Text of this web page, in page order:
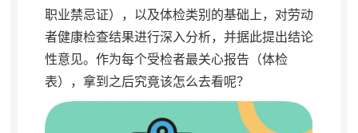
职业禁忌证），以及体检类别的基础上 ， 对劳动
者健康检查结果进行深入分析，并据此提出结论
性意见。 作为每个受检者最关心报告（体检
表），拿到之后究竟该怎么去看呢？